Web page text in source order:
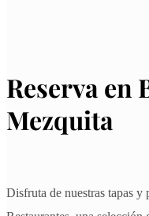
Reserva en
Mezquita
Disfruta de nuestras tapas y